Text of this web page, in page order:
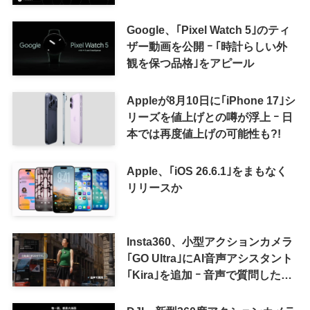
来の｢収益分配｣は廃止
Google、｢Pixel Watch 5｣のティ
ザー動画を公開 ｰ ｢時計らしい外
観を保つ品格｣をアピール
Appleが8月10日に｢iPhone 17｣シ
リーズを値上げとの噂が浮上 ｰ 日
本では再度値上げの可能性も?!
Apple、｢iOS 26.6.1｣をまもなく
リリースか
Insta360、小型アクションカメラ
｢GO Ultra｣にAI音声アシスタント
｢Kira｣を追加 ｰ 音声で質問した